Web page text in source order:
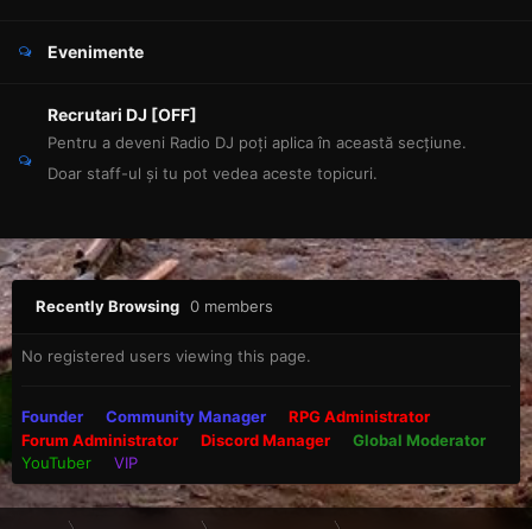
Evenimente
Recrutari DJ [OFF]
Pentru a deveni Radio DJ poți aplica în această secțiune.
Doar staff-ul și tu pot vedea aceste topicuri.
Recently Browsing 0 members
No registered users viewing this page.
Founder Community Manager
RPG Administrator
Forum Administrator
Discord Manager
Global Moderator
YouTuber
VIP